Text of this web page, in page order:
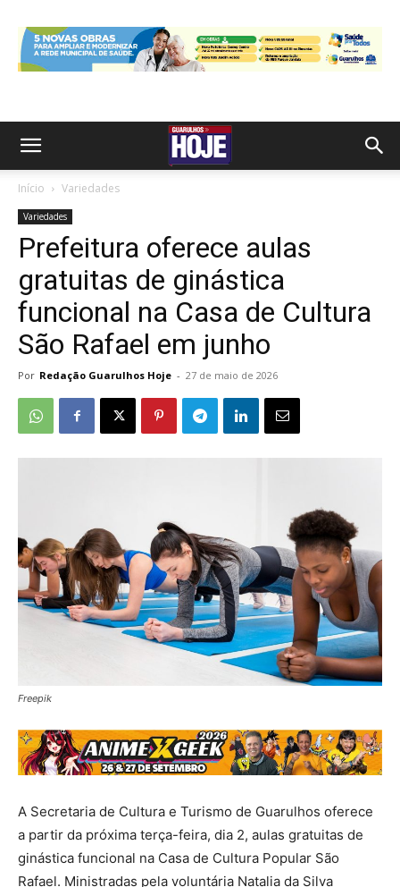
Início Variedades
Variedades
Prefeitura oferece aulas
gratuitas de ginástica
funcional na Casa de Cultura
São Rafael em junho
Por Redação Guarulhos Hoje - 27 de maio de 2026
Freepik
A Secretaria de Cultura e Turismo de Guarulhos oferece
a partir da próxima terça-feira, dia 2, aulas gratuitas de
ginástica funcional na Casa de Cultura Popular São
Rafael. Ministradas pela voluntária Natalia da Silva